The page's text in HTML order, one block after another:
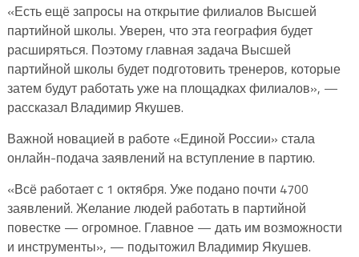
«Есть ещё запросы на открытие филиалов Высшей
партийной школы. Уверен, что эта география будет
расширяться. Поэтому главная задача Высшей
партийной школы будет подготовить тренеров, которые
затем будут работать уже на площадках филиалов», —
рассказал Владимир Якушев.
Важной новацией в работе «Единой России» стала
онлайн-подача заявлений на вступление в партию.
«Всё работает с 1 октября. Уже подано почти 4700
заявлений. Желание людей работать в партийной
повестке — огромное. Главное — дать им возможности
и инструменты», — подытожил Владимир Якушев.